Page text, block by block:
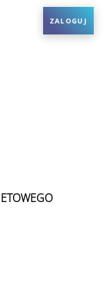
ZALOGUJ